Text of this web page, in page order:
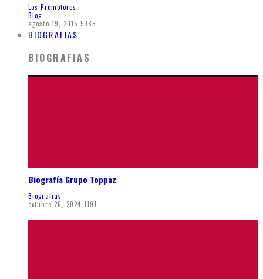
Los Promotores
Blog
agosto 19, 2015 5985
BIOGRAFIAS
BIOGRAFIAS
Biografía Grupo Toppaz
Biografias
octubre 26, 2024 1191